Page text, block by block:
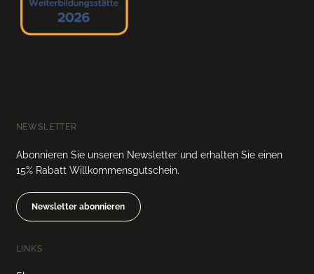
NEWSLETTER
Abonnieren Sie unseren Newsletter und erhalten Sie einen
15% Rabatt Willkommensgutschein.
Newsletter abonnieren
LINKS